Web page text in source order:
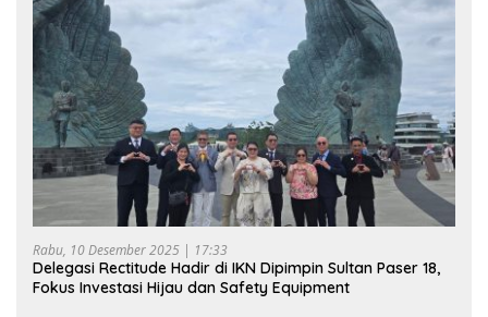
Rabu, 10 Desember 2025 | 17:33
Delegasi Rectitude Hadir di IKN Dipimpin Sultan Paser 18,
Fokus Investasi Hijau dan Safety Equipment